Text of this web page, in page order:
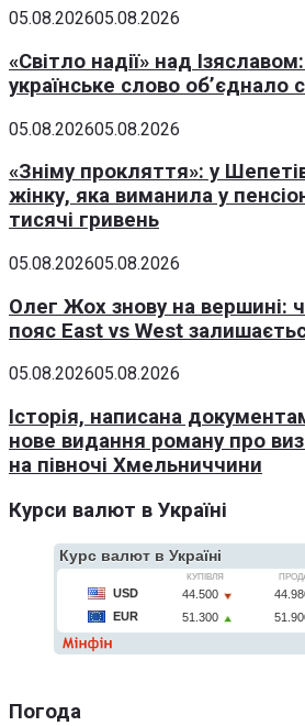
05.08.202605.08.2026
«Світло надії» над
українське слово об’єднало
05.08.202605.08.2026
«Зніму прокляття»: у
жінку, яка виманила у
тисячі гривень
05.08.202605.08.2026
Олег Жох знову на вершині:
пояс East vs West
05.08.202605.08.2026
Історія, написана
нове видання роману про
на півночі Хмельниччини
Курси валют в Україні
Погода